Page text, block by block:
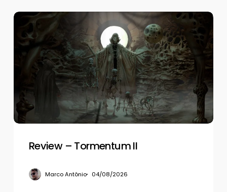
Review
Tormentum
Review – Tormentum II
Marco Antônio 04/08/2026